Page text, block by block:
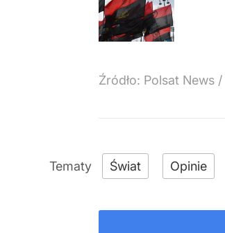
Źródło: Polsat News /
Świat Opinie